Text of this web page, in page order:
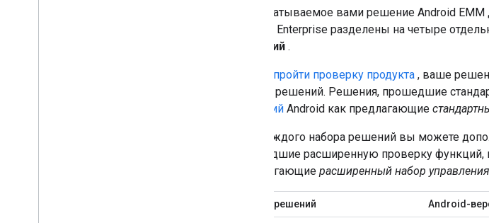
Разрабатываемое вами решение Android
Android Enterprise разделены на четыре
решений .
пройти проверку продукта , ваше
набора решений. Решения, прошедшие
решений Android как предлагающие
Для каждого набора решений вы можете
прошедшие расширенную проверку функций,
предлагающие расширенный набор управления
Набор решений Android-